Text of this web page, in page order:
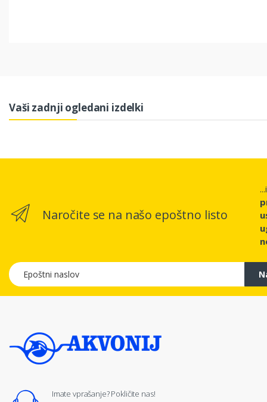
Vaši zadnji ogledani izdelki
Naročite se na našo epoštno listo
Epoštni naslov
Imate vprašanje? Pokličite nas!